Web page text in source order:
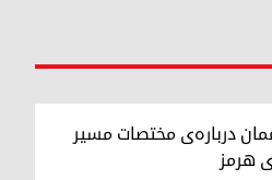
درباره‌ی مختصات مسیر
هرمز